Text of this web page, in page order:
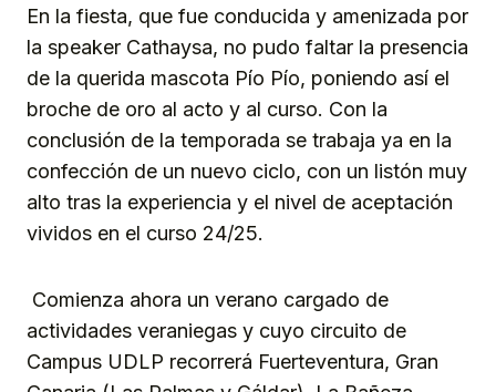
En la fiesta, que fue conducida y amenizada por
la speaker Cathaysa, no pudo faltar la presencia
de la querida mascota Pío Pío, poniendo así el
broche de oro al acto y al curso. Con la
conclusión de la temporada se trabaja ya en la
confección de un nuevo ciclo, con un listón muy
alto tras la experiencia y el nivel de aceptación
vividos en el curso 24/25.
Comienza ahora un verano cargado de
actividades veraniegas y cuyo circuito de
Campus UDLP recorrerá Fuerteventura, Gran